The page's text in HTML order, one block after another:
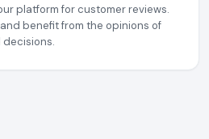
platform for customer reviews.
benefit from the opinions of
decisions.